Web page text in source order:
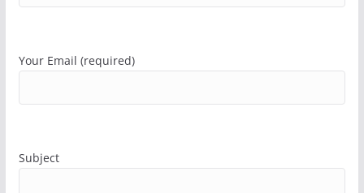
Your Email (required)
Subject